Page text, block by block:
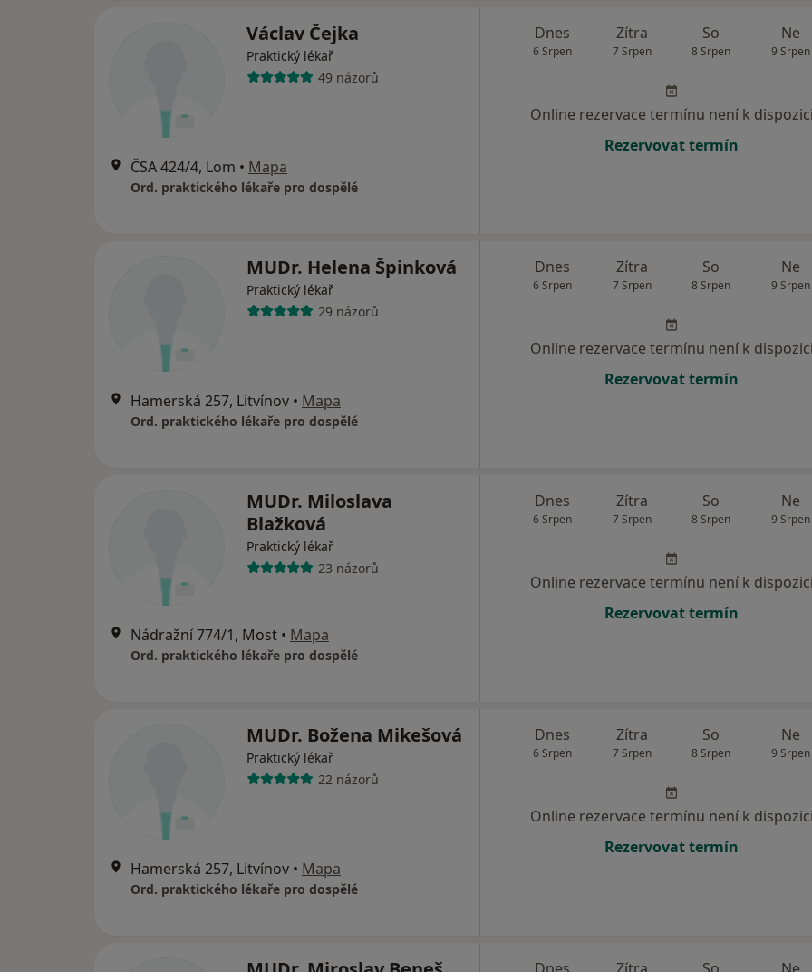
Václav Čejka
Praktický lékař
49 názorů
ČSA 424/4, Lom • Mapa
Ord. praktického lékaře pro dospělé
Dnes
6 Srpen
Zítra
7 Srpen
So
8 Srpen
Ne
9 Srpen
Online rezervace termínu není k dispozici
Rezervovat termín
MUDr. Helena Špinková
Praktický lékař
29 názorů
Hamerská 257, Litvínov • Mapa
Ord. praktického lékaře pro dospělé
Dnes
6 Srpen
Zítra
7 Srpen
So
8 Srpen
Ne
9 Srpen
Online rezervace termínu není k dispozici
Rezervovat termín
MUDr. Miloslava
Blažková
Praktický lékař
23 názorů
Nádražní 774/1, Most • Mapa
Ord. praktického lékaře pro dospělé
Dnes
6 Srpen
Zítra
7 Srpen
So
8 Srpen
Ne
9 Srpen
Online rezervace termínu není k dispozici
Rezervovat termín
MUDr. Božena Mikešová
Praktický lékař
22 názorů
Hamerská 257, Litvínov • Mapa
Ord. praktického lékaře pro dospělé
Dnes
6 Srpen
Zítra
7 Srpen
So
8 Srpen
Ne
9 Srpen
Online rezervace termínu není k dispozici
Rezervovat termín